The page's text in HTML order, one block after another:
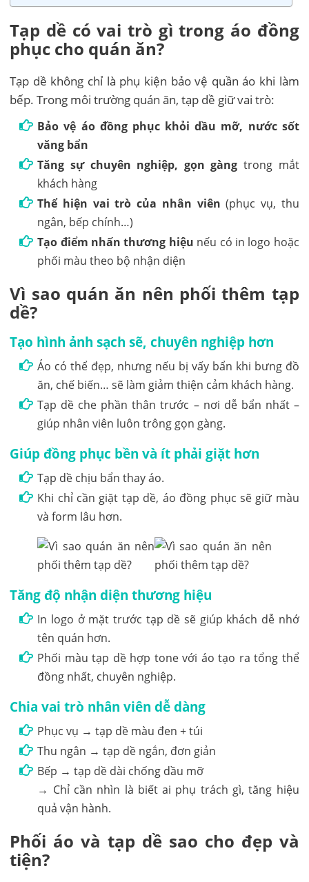
Tạp dề có vai trò gì trong áo đồng
phục cho quán ăn?
Tạp dề không chỉ là phụ kiện bảo vệ quần áo khi làm
bếp. Trong môi trường quán ăn, tạp dề giữ vai trò:
Bảo vệ áo đồng phục khỏi dầu mỡ, nước sốt
văng bẩn
Tăng sự chuyên nghiệp, gọn gàng trong mắt
khách hàng
Thể hiện vai trò của nhân viên (phục vụ, thu
ngân, bếp chính…)
Tạo điểm nhấn thương hiệu nếu có in logo hoặc
phối màu theo bộ nhận diện
Vì sao quán ăn nên phối thêm tạp
dề?
Tạo hình ảnh sạch sẽ, chuyên nghiệp hơn
Áo có thể đẹp, nhưng nếu bị vấy bẩn khi bưng đồ
ăn, chế biến… sẽ làm giảm thiện cảm khách hàng.
Tạp dề che phần thân trước – nơi dễ bẩn nhất –
giúp nhân viên luôn trông gọn gàng.
Giúp đồng phục bền và ít phải giặt hơn
Tạp dề chịu bẩn thay áo.
Khi chỉ cần giặt tạp dề, áo đồng phục sẽ giữ màu
và form lâu hơn.
Tăng độ nhận diện thương hiệu
In logo ở mặt trước tạp dề sẽ giúp khách dễ nhớ
tên quán hơn.
Phối màu tạp dề hợp tone với áo tạo ra tổng thể
đồng nhất, chuyên nghiệp.
Chia vai trò nhân viên dễ dàng
Phục vụ → tạp dề màu đen + túi
Thu ngân → tạp dề ngắn, đơn giản
Bếp → tạp dề dài chống dầu mỡ
→ Chỉ cần nhìn là biết ai phụ trách gì, tăng hiệu
quả vận hành.
Phối áo và tạp dề sao cho đẹp và
tiện?